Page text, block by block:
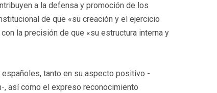
a la defensa y promoción de los
de que «su creación y el ejercicio
la precisión de que «su estructura interna y
tanto en su aspecto positivo -
, así como el expreso reconocimiento